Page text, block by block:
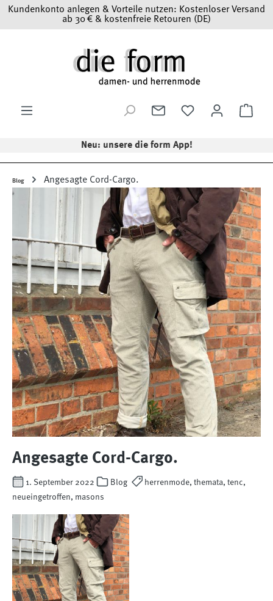
Zum Hauptinhalt springen
Kundenkonto anlegen & Vorteile nutzen: Kostenloser Versand
ab 30 € & kostenfreie Retouren (DE)
Neu: unsere die form App!
Blog Angesagte Cord-Cargo.
Angesagte Cord-Cargo.
1. September 2022 Blog
herrenmode, themata, tenc,
neueingetroffen, masons